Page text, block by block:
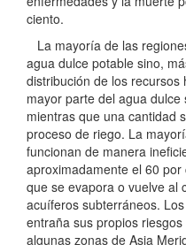
ciento.
La mayoría de las
agua dulce potable sino,
distribución de los
mayor parte del agua
mientras que una cantidad
proceso de riego. La
funcionan de manera
aproximadamente el 60
que se evapora o vuelve al
acuíferos subterráneos.
entraña sus propios
algunas zonas de Asia